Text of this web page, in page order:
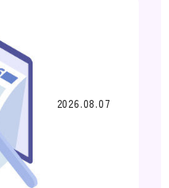
2026.08.07